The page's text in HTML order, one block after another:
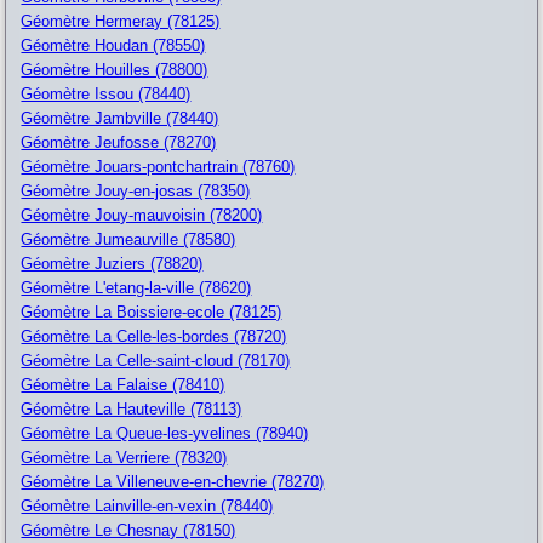
Géomètre Hermeray (78125)
Géomètre Houdan (78550)
Géomètre Houilles (78800)
Géomètre Issou (78440)
Géomètre Jambville (78440)
Géomètre Jeufosse (78270)
Géomètre Jouars-pontchartrain (78760)
Géomètre Jouy-en-josas (78350)
Géomètre Jouy-mauvoisin (78200)
Géomètre Jumeauville (78580)
Géomètre Juziers (78820)
Géomètre L'etang-la-ville (78620)
Géomètre La Boissiere-ecole (78125)
Géomètre La Celle-les-bordes (78720)
Géomètre La Celle-saint-cloud (78170)
Géomètre La Falaise (78410)
Géomètre La Hauteville (78113)
Géomètre La Queue-les-yvelines (78940)
Géomètre La Verriere (78320)
Géomètre La Villeneuve-en-chevrie (78270)
Géomètre Lainville-en-vexin (78440)
Géomètre Le Chesnay (78150)